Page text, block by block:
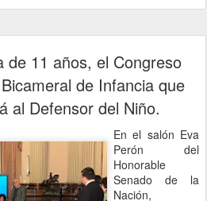
de 11 años, el Congreso
de Infancia que
al Defensor del Niño.
En el salón Eva
Perón del
Honorable
Senado de la
Nación,